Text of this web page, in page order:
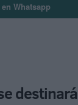
Whatsapp